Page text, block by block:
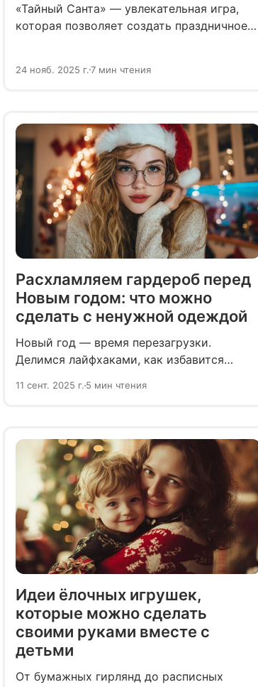
«Тайный Санта» — увлекательная игра,
которая позволяет создать праздничное
помогает подружиться и сплотить группу.
24 нояб. 2025 г.7 мин чтения
Расхламляем гардероб перед
Новым годом: что можно
сделать с ненужной одеждой
Новый год — время перезагрузки.
Делимся лайфхаками, как избавится
11 сент. 2025 г.5 мин чтения
Идеи ёлочных игрушек,
которые можно сделать
своими руками вместе с
детьми
От бумажных гирлянд до расписных